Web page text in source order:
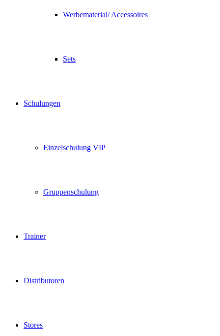
Werbematerial/ Accessoires
Sets
Schulungen
Einzelschulung VIP
Gruppenschulung
Trainer
Distributoren
Stores